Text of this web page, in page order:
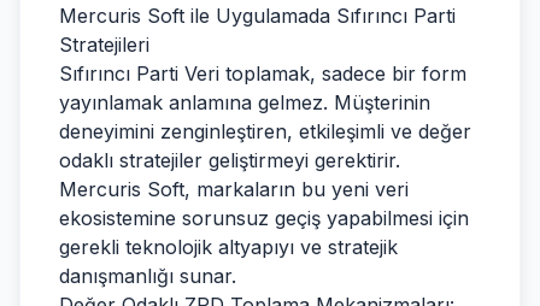
Mercuris Soft ile Uygulamada Sıfırıncı Parti
Stratejileri
Sıfırıncı Parti Veri toplamak, sadece bir form
yayınlamak anlamına gelmez. Müşterinin
deneyimini zenginleştiren, etkileşimli ve değer
odaklı stratejiler geliştirmeyi gerektirir.
Mercuris Soft, markaların bu yeni veri
ekosistemine sorunsuz geçiş yapabilmesi için
gerekli teknolojik altyapıyı ve stratejik
danışmanlığı sunar.